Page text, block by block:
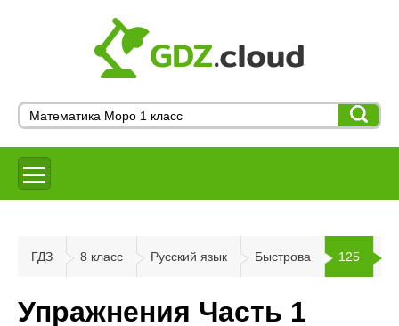
ГДЗ 8 класс Русский язык Быстрова 125
Упражнения Часть 1